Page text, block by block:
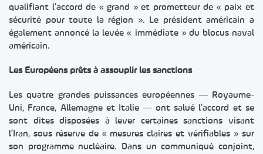
qualifiant l’accord de « grand » et prometteur de « paix et
sécurité pour toute la région ». Le président américain a
également annoncé la levée « immédiate » du blocus naval
américain.
Les Européens prêts à assouplir les sanctions
Les quatre grandes puissances européennes — Royaume-
Uni, France, Allemagne et Italie — ont salué l’accord et se
sont dites disposées à lever certaines sanctions visant
l’Iran, sous réserve de « mesures claires et vérifiables » sur
son programme nucléaire. Dans un communiqué conjoint,